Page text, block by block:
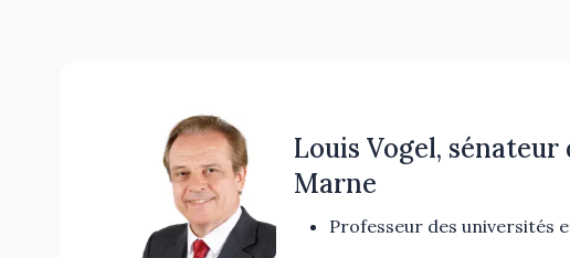
Louis Vogel,
Marne
Professeur des universités